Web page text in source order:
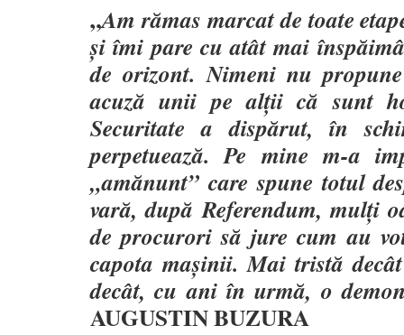
„Am rămas marcat de toate
şi îmi pare cu atât mai
de orizont. Nimeni nu
acuză unii pe alţii că sunt
Securitate a dispărut, în
perpetuează. Pe mine m-a
„amănunt” care spune totul
vară, după Referendum, mulţi
de procurori să jure cum au
capota maşinii. Mai tristă
decât, cu ani în urmă, o
AUGUSTIN BUZURA